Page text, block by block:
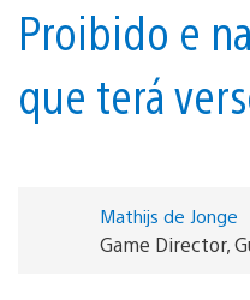
Proibido e
que terá
Mathijs de Jonge
Game Director,